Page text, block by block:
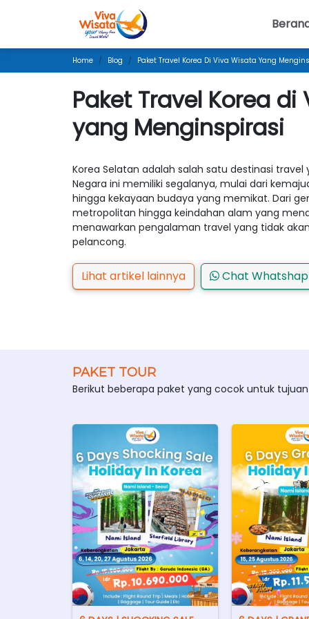
Home Blog Paket Travel Korea Di Viva Wisata Yang
Paket Travel Korea
yang Menginspirasi
Korea Selatan adalah salah satu destinasi
Negara ini memiliki segalanya, mulai dari
hingga kekayaan budaya yang memikat. Dari
metropolitan hingga keindahan alam yang
menawarkan pengalaman travel yang tidak
pelancong.
Lihat artikel lainnya Chat
PAKET TOUR
Berikut beberapa paket yang cocok untuk